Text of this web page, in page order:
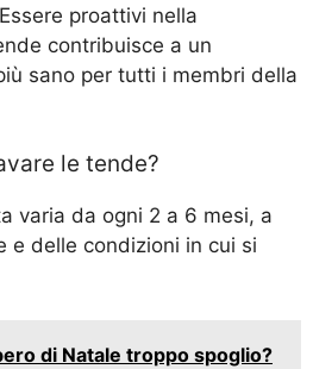
proattivi nella
contribuisce a un
sano per tutti i membri della
le tende?
varia da ogni 2 a 6 mesi, a
e delle condizioni in cui si
di Natale troppo spoglio?